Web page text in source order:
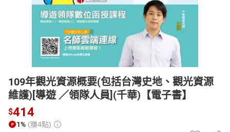
109年觀光資源概要(包括台灣史地、觀光資源
維護)[導遊 ／領隊人員](千華)【電子書】
$414
1% (賺4點)